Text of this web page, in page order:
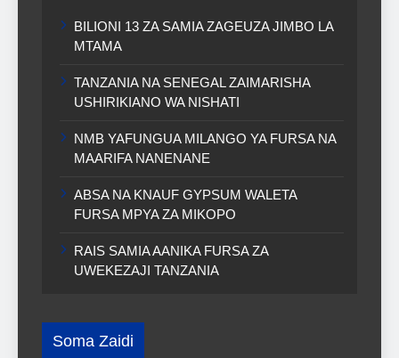
BILIONI 13 ZA SAMIA ZAGEUZA JIMBO LA
MTAMA
TANZANIA NA SENEGAL ZAIMARISHA
USHIRIKIANO WA NISHATI
NMB YAFUNGUA MILANGO YA FURSA NA
MAARIFA NANENANE
ABSA NA KNAUF GYPSUM WALETA
FURSA MPYA ZA MIKOPO
RAIS SAMIA AANIKA FURSA ZA
UWEKEZAJI TANZANIA
Soma Zaidi